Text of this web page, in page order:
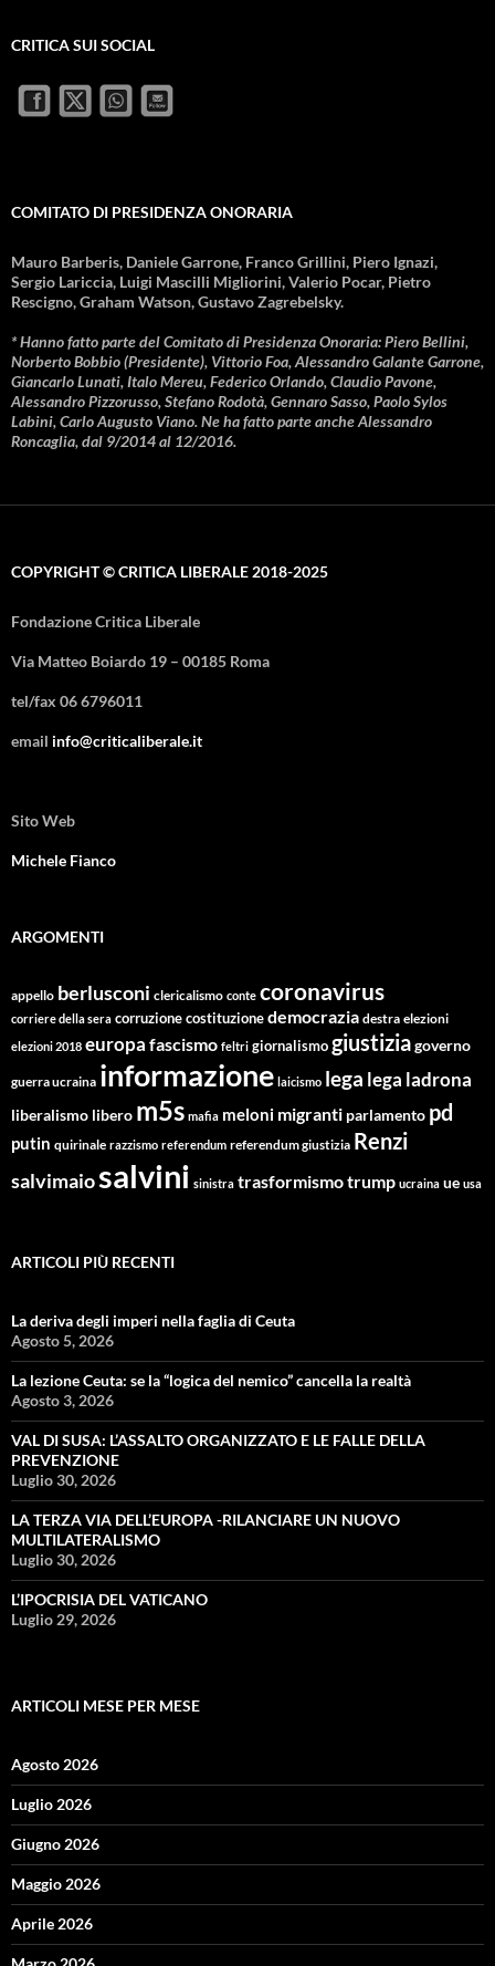
CRITICA SUI SOCIAL
COMITATO DI PRESIDENZA ONORARIA
Mauro Barberis, Daniele Garrone, Franco Grillini, Piero Ignazi,
Sergio Lariccia, Luigi Mascilli Migliorini, Valerio Pocar, Pietro
Rescigno, Graham Watson, Gustavo Zagrebelsky.
* Hanno fatto parte del Comitato di Presidenza Onoraria: Piero Bellini,
Norberto Bobbio (Presidente), Vittorio Foa, Alessandro Galante Garrone,
Giancarlo Lunati, Italo Mereu, Federico Orlando, Claudio Pavone,
Alessandro Pizzorusso, Stefano Rodotà, Gennaro Sasso, Paolo Sylos
Labini, Carlo Augusto Viano. Ne ha fatto parte anche Alessandro
Roncaglia, dal 9/2014 al 12/2016.
COPYRIGHT © CRITICA LIBERALE 2018-2025
Fondazione Critica Liberale
Via Matteo Boiardo 19 – 00185 Roma
tel/fax 06 6796011
email info@criticaliberale.it
Sito Web
Michele Fianco
ARGOMENTI
appello berlusconi clericalismo conte coronavirus
corriere della sera corruzionecostituzionedemocrazia destra elezioni
elezioni 2018 europa fascismo feltri giornalismogiustiziagoverno
guerra ucraina informazione laicismo lega lega ladrona
liberalismo libero m5s mafia meloni migranti parlamento pd
putin quirinale razzismo referendum referendum giustizia Renzi
salvimaiosalvini sinistra trasformismotrump ucraina ue usa
ARTICOLI PIÙ RECENTI
La deriva degli imperi nella faglia di Ceuta
Agosto 5, 2026
La lezione Ceuta: se la “logica del nemico” cancella la realtà
Agosto 3, 2026
VAL DI SUSA: L’ASSALTO ORGANIZZATO E LE FALLE DELLA
PREVENZIONE
Luglio 30, 2026
LA TERZA VIA DELL’EUROPA -RILANCIARE UN NUOVO
MULTILATERALISMO
Luglio 30, 2026
L’IPOCRISIA DEL VATICANO
Luglio 29, 2026
ARTICOLI MESE PER MESE
Agosto 2026
Luglio 2026
Giugno 2026
Maggio 2026
Aprile 2026